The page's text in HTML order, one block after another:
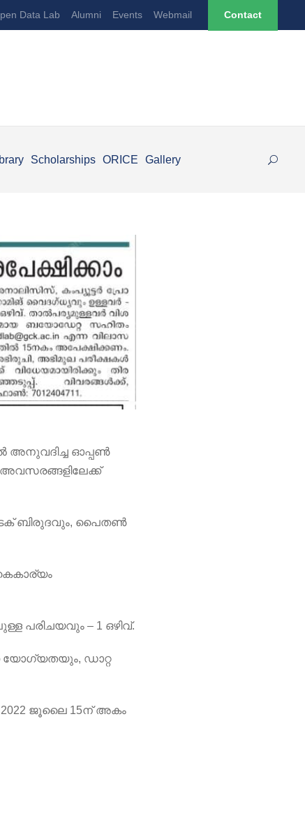
Data Lab Alumni Events Webmail Contact
Scholarships ORICE Gallery
അനുവദിച്ച ഓപ്പൺ
അവസരങ്ങളിലേക്ക്
ബിരുദവും, പൈതൺ
പരിചയവും – 1 ഒഴിവ്.
യോഗ്യതയും, ഡാറ്റ
ജൂലൈ 15ന് അകം